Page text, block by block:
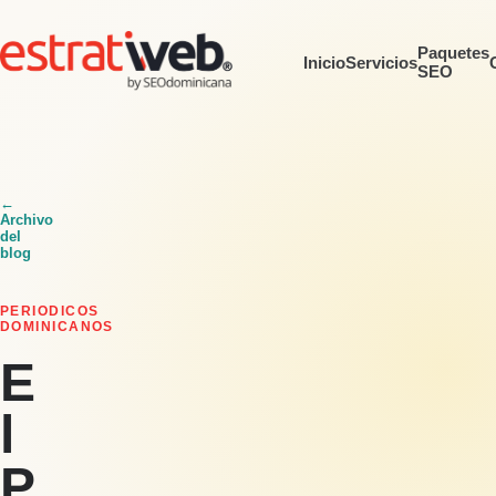
InicioServiciosPaquetes
SEO
←
Archivo
del
blog
PERIODICOS
DOMINICANOS
E
l